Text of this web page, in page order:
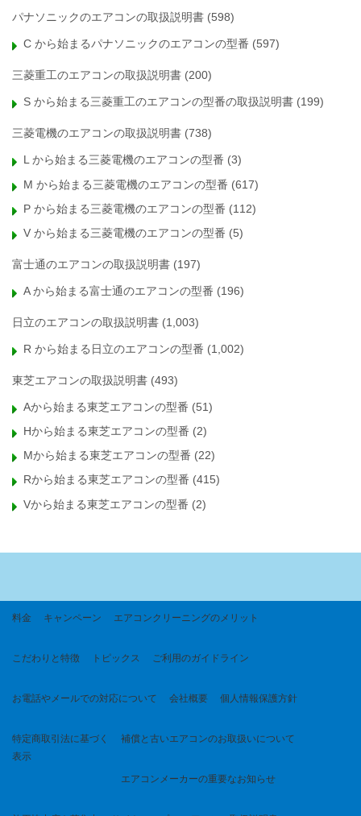
パナソニックのエアコンの取扱説明書 (598)
C から始まるパナソニックのエアコンの型番 (597)
三菱重工のエアコンの取扱説明書 (200)
S から始まる三菱重工のエアコンの型番の取扱説明書 (199)
三菱電機のエアコンの取扱説明書 (738)
L から始まる三菱電機のエアコンの型番 (3)
M から始まる三菱電機のエアコンの型番 (617)
P から始まる三菱電機のエアコンの型番 (112)
V から始まる三菱電機のエアコンの型番 (5)
富士通のエアコンの取扱説明書 (197)
A から始まる富士通のエアコンの型番 (196)
日立のエアコンの取扱説明書 (1,003)
R から始まる日立のエアコンの型番 (1,002)
東芝エアコンの取扱説明書 (493)
Aから始まる東芝エアコンの型番 (51)
Hから始まる東芝エアコンの型番 (2)
Mから始まる東芝エアコンの型番 (22)
Rから始まる東芝エアコンの型番 (415)
Vから始まる東芝エアコンの型番 (2)
料金 キャンペーン エアコンクリーニングのメリット
こだわりと特徴 トピックス ご利用のガイドライン
お電話やメールでの対応について 会社概要 個人情報保護方針
特定商取引法に基づく
表示
補償と古いエアコンのお取扱いについて
エアコンメーカーの重要なお知らせ